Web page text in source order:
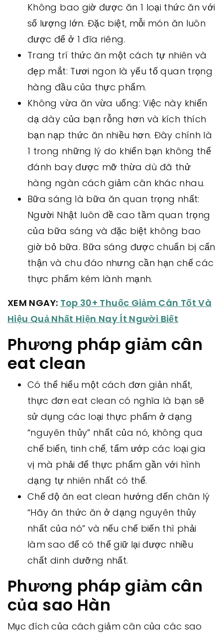
Không bao giờ được ăn 1 loại thức ăn với
số lượng lớn. Đặc biệt, mỗi món ăn luôn
được để ở 1 đĩa riêng.
Trang trí thức ăn một cách tự nhiên và
đẹp mắt: Tươi ngon là yếu tố quan trọng
hàng đầu của thực phẩm.
Không vừa ăn vừa uống: Việc này khiến
dạ dày của bạn rỗng hơn và kích thích
bạn nạp thức ăn nhiều hơn. Đây chính là
1 trong những lý do khiến bạn không thể
đánh bay được mỡ thừa dù đã thử
hàng ngàn cách giảm cân khác nhau.
Bữa sáng là bữa ăn quan trọng nhất:
Người Nhật luôn đề cao tầm quan trọng
của bữa sáng và đặc biệt không bao
giờ bỏ bữa. Bữa sáng được chuẩn bị cẩn
thận và chu đáo nhưng cần hạn chế các
thực phẩm kém lành mạnh.
XEM NGAY: Top 30+ Thuốc Giảm Cân Tốt Và
Hiệu Quả Nhất Hiện Nay Ít Người Biết
Phương pháp giảm cân
eat clean
Có thể hiểu một cách đơn giản nhất,
thực đơn eat clean có nghĩa là bạn sẽ
sử dụng các loại thực phẩm ở dạng
“nguyên thủy” nhất của nó, không qua
chế biến, tinh chế, tẩm ướp các loại gia
vị mà phải để thực phẩm gần với hình
dạng tự nhiên nhất có thể.
Chế độ ăn eat clean hướng đến chân lý
“Hãy ăn thức ăn ở dạng nguyên thủy
nhất của nó” và nếu chế biến thì phải
làm sao để có thể giữ lại được nhiều
chất dinh dưỡng nhất.
Phương pháp giảm cân
của sao Hàn
Mục đích của cách giảm cân của các sao